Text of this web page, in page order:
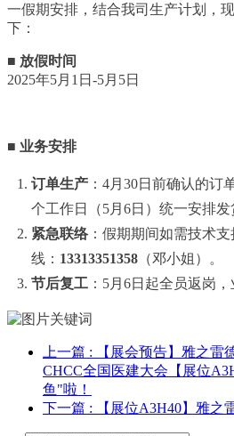
一假期安排，结合我司生产计划，
下：
■ 放假时间
2025年5月1日-5月5日
■ 业务安排
订单生产 ：4月30日前确认的订
个工作日（5月6日）统一安排发
紧急联络：假期期间如需技术
线： 13313351358 （邓小姐）。
节后复工 ：5月6日起全员返岗，
上一篇 : 【展会预告】雅之雷
CHCC全国医建大会【展位
鱼"啦！
下一篇 : 【展位A3H40】雅之